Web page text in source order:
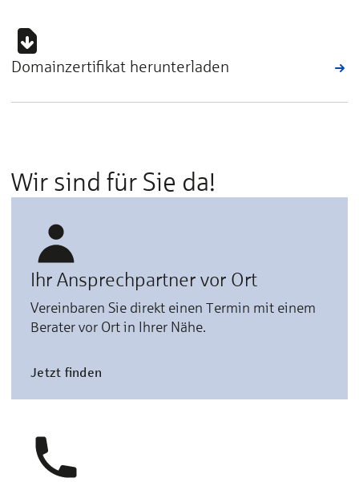
Domainzertifikat herunterladen
Wir sind für Sie da!
Ihr Ansprechpartner vor Ort
Vereinbaren Sie direkt einen Termin mit einem
Berater vor Ort in Ihrer Nähe.
Jetzt finden